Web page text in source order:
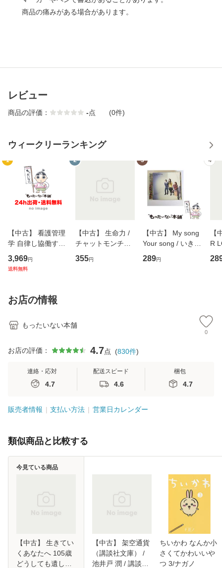
商品の痛みがある場合があります。
レビュー
商品の評価： -点 (0件)
ウィークリーランキング
1
【中古】 看護管理
学 自律し協働する
専門職の看護マネ
ジメントスキル 改
恵 藤本幸三 / 南江
堂 [単行
3,969円
送料無料
2
【中古】 生命力 /
チャットモンチー /
キューンレコード
[CD]【メール便送
355円
3
【中古】 My song
Your song / いきも
のがかり / [CD]
【メール便送料無
289円
4
【
R
産
お店の情報
もったいない本舗
0
お店の評価： 4.7点 (830件)
連絡・応対
4.7
配送スピード
4.6
梱包
4.7
販売者情報 支払い方法 営業日カレンダー
類似商品と比較する
【中古】 生きてい
くあなたへ 105歳
どうしても遺した
今見ている商品
【中古】 架空通貨
（講談社文庫） /
池井戸 潤 / 講談社
ちいかわ なんか小
さくてかわいいや
つ 3/ナガノ